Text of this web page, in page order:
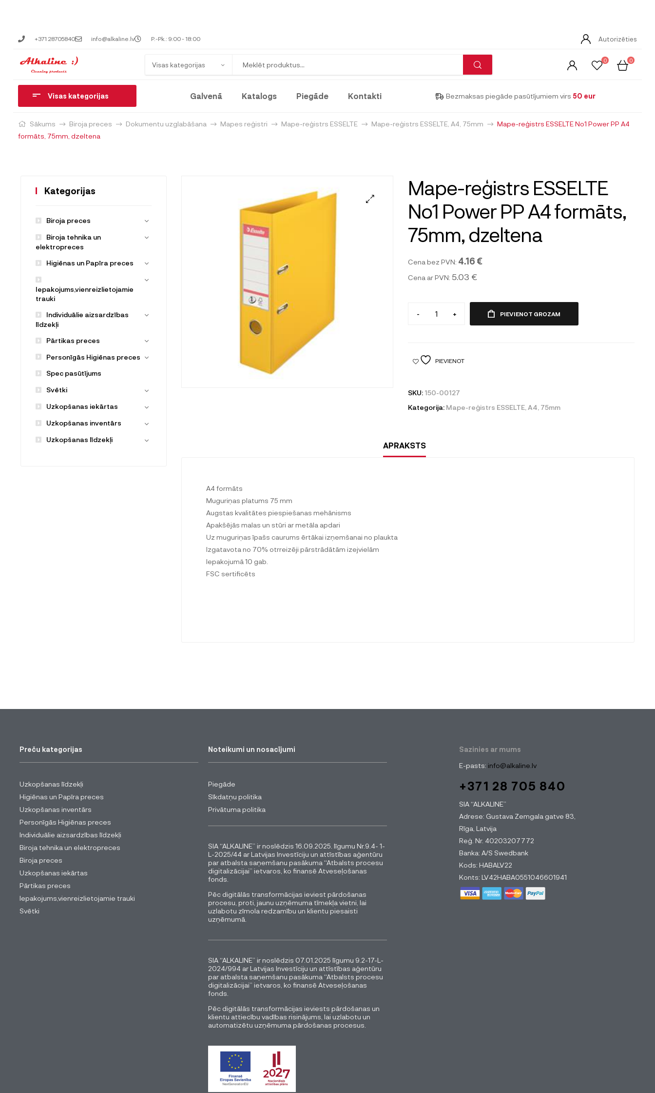
+371 28705840 info@alkaline.lv P.-Pk.: 9:00 - 18:00 Autorizēties
Visas kategorijas
0 0
Visas kategorijas Galvenā Katalogs Piegāde Kontakti Bezmaksas piegāde pasūtījumiem virs 50 eur
Sākums Biroja preces Dokumentu uzglabāšana Mapes reģistri Mape-reģistrs ESSELTE Mape-reģistrs ESSELTE, A4, 75mm
Mape-reģistrs ESSELTE No1 Power PP A4
formāts, 75mm, dzeltena
Mape-reģistrs ESSELTE
No1 Power PP A4 formāts,
75mm, dzeltena
Cena bez PVN: 4.16 €
Cena ar PVN: 5.03 €
- + PIEVIENOT GROZAM
PIEVIENOT
SKU: 150-00127
Kategorija: Mape-reģistrs ESSELTE, A4, 75mm
APRAKSTS
A4 formāts
Muguriņas platums 75 mm
Augstas kvalitātes piespiešanas mehānisms
Apakšējās malas un stūri ar metāla apdari
Uz muguriņas īpašs caurums ērtākai izņemšanai no plaukta
Izgatavota no 70% otrreizēji pārstrādātām izejvielām
Iepakojumā 10 gab.
FSC sertificēts
Kategorijas
Biroja preces
Biroja tehnika un
elektropreces
Higiēnas un Papīra preces
Iepakojums,vienreizlietojamie
trauki
Individuālie aizsardzības
līdzekļi
Pārtikas preces
Personīgās Higiēnas preces
Spec pasūtījums
Svētki
Uzkopšanas iekārtas
Uzkopšanas inventārs
Uzkopšanas līdzekļi
Preču kategorijas
Uzkopšanas līdzekļi
Higiēnas un Papīra preces
Uzkopšanas inventārs
Personīgās Higiēnas preces
Individuālie aizsardzības līdzekļi
Biroja tehnika un elektropreces
Biroja preces
Uzkopšanas iekārtas
Pārtikas preces
Iepakojums,vienreizlietojamie trauki
Svētki
Noteikumi un nosacījumi
Piegāde
Sīkdatņu politika
Privātuma politika
SIA “ALKALINE” ir noslēdzis 16.09.2025. līgumu Nr.9.4- 1-
L-2025/44 ar Latvijas Investīciju un attīstības aģentūru
par atbalsta saņemšanu pasākuma “Atbalsts procesu
digitalizācijai” ietvaros, ko finansē Atveseļošanas
fonds.
Pēc digitālās transformācijas ieviest pārdošanas
procesu, proti, jaunu uzņēmuma tīmekļa vietni, lai
uzlabotu zīmola redzamību un klientu piesaisti
uzņēmumā.
SIA “ALKALINE” ir noslēdzis 07.01.2025 līgumu 9.2-17-L-
2024/994 ar Latvijas Investīciju un attīstības aģentūru
par atbalsta saņemšanu pasākuma “Atbalsts procesu
digitalizācijai” ietvaros, ko finansē Atveseļošanas
fonds.
Pēc digitālās transformācijas ieviests pārdošanas un
klientu attiecību vadības risinājums, lai uzlabotu un
automatizētu uzņēmuma pārdošanas procesus.
Sazinies ar mums
E-pasts: info@alkaline.lv
+371 28 705 840
SIA “ALKALINE”
Adrese: Gustava Zemgala gatve 83,
Rīga, Latvija
Reģ. Nr. 40203207772
Banka: A/S Swedbank
Kods: HABALV22
Konts: LV42HABA0551046601941